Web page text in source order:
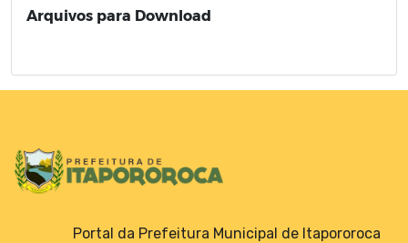
Arquivos para Download
Portal da Prefeitura Municipal de Itapororoca